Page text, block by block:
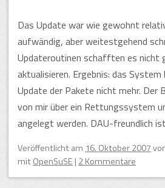
Das Update war wie gewohnt
aufwändig, aber weitestgehend
Updateroutinen schafften es nicht
aktualisieren. Ergebnis: das
Update der Pakete nicht mehr.
von mir über ein Rettungssystem
angelegt werden. DAU-freundlich
Veröffentlicht am 16. Oktober 2007
mitOpenSuSE | 2 Kommentare